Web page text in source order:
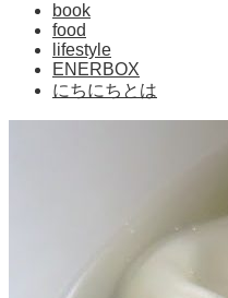
book
food
lifestyle
ENERBOX
にちにちとは